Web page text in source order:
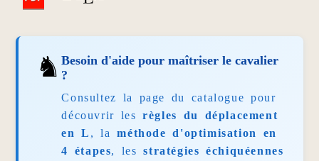
♞Besoin d'aide pour maîtriser le cavalier
?
Consultez la page du catalogue pour
découvrir lesrègles du déplacement
en L , laméthode d'optimisation en
4 étapes, lesstratégies échiquéennes